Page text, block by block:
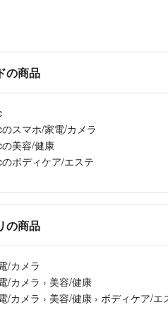
の商品
スマホ/家電/カメラ
美容/健康
ボディケア/エステ
の商品
/カメラ
/カメラ › 美容/健康
/カメラ › 美容/健康 › ボディケア/エ